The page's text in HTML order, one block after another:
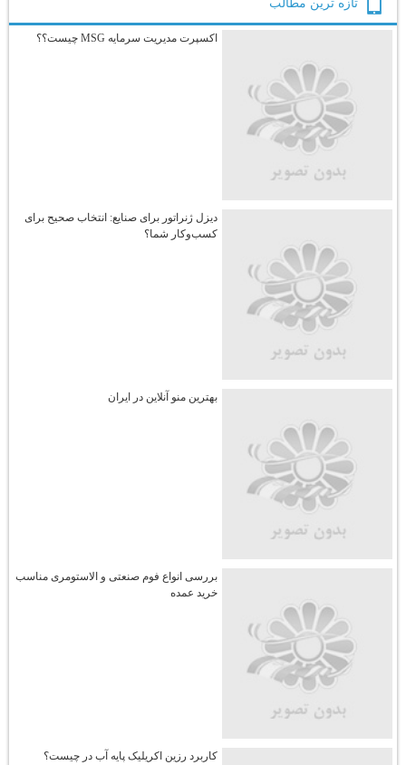
تازه ترين مطالب
اکسپرت مدیریت سرمایه MSG چیست؟؟
دیزل ژنراتور برای صنایع: انتخاب صحیح برای
کسب‌وکار شما؟
بهترین منو آنلاین در ایران
بررسی انواع فوم صنعتی و الاستومری مناسب
خرید عمده
کاربرد رزین اکریلیک پایه آب در چیست؟